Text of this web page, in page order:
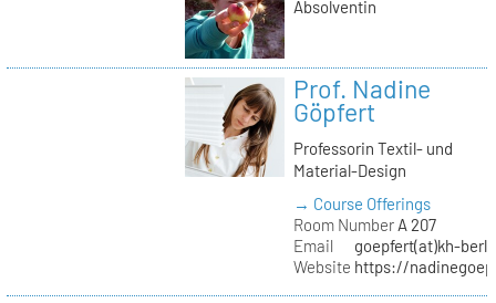
Absolventin
Prof. Nadine
Göpfert
Professorin Textil- und
Material-Design
→ Course Offerings
Room NumberA 207
Email
goepfert(at)kh-
Website https://